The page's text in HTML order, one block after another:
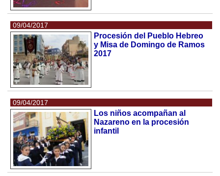
09/04/2017
Procesión del Pueblo Hebreo
y Misa de Domingo de Ramos
2017
09/04/2017
Los niños acompañan al
Nazareno en la procesión
infantil